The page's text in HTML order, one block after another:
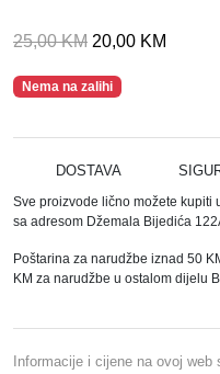
25,00KM I
v
n
a
c
j
n
a
20,00 KM
n
a
i
e
n
Nema na zalihi
DOSTAVA
Sve proizvode lično možete kupiti
sa adresom Džemala Bijedića
Poštarina za narudžbe iznad 50
KM za narudžbe u ostalom dijelu
Informacije i cijene na ovoj